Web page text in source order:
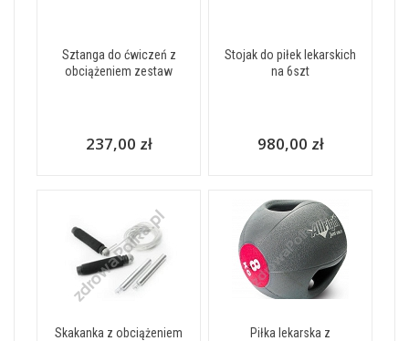
Sztanga do ćwiczeń z
obciążeniem zestaw
237,00 zł
Stojak do piłek lekarskich
na 6szt
980,00 zł
Skakanka z obciążeniem
Piłka lekarska z